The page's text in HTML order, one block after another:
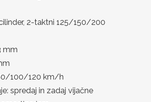
2-taktni 125/150/200
mm
100/120 km/h
spredaj in zadaj vijačne